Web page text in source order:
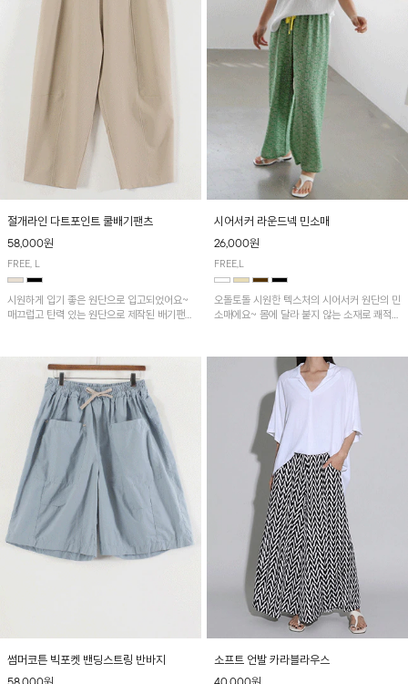
절개라인 다트포인트 쿨배기팬츠
58,000원
FREE, L
시원하게 입기 좋은 원단으로 입고되었어요~
매끄럽고 탄력 있는 원단으로 제작된 배기팬츠
시어서커 라운드넥 민소매
26,000원
FREE,L
오돌토돌 시원한 텍스처의 시어서커 원단의 민
소매에요~ 몸에 달라 붙지 않는 소재로 쾌적하
썸머코튼 빅포켓 밴딩스트링 반바지
소프트 언발 카라블라우스